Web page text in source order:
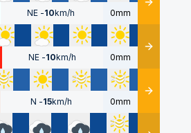
NE -10km/h 0mm Détails
NE -10km/h 0mm Détails
N -15km/h 0mm Détails